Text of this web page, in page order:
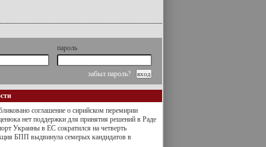
пароль
забыл пароль?
соглашение о сирийском перемирии
нет поддержки для принятия решений в Раде
Украины в ЕС сократился на четверть
БПП выдвинула семерых кандидатов в